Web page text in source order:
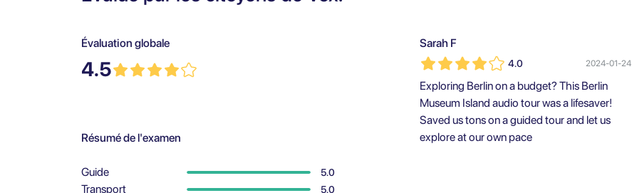
Évaluation globale
4.5
Résumé de l'examen
Guide 5.0
Transport 5.0
Sarah F
4.0 2024-01-24
Exploring Berlin on a budget? This Berlin
Museum Island audio tour was a lifesaver!
Saved us tons on a guided tour and let us
explore at our own pace